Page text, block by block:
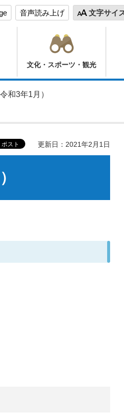
音声読み上げ 文字サイ
文化・スポーツ・観光
和3年1月）
更新日：2021年2月1日